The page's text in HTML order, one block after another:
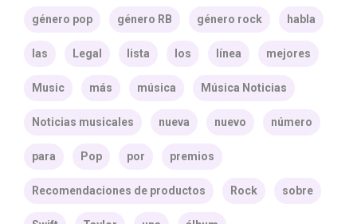
género pop género RB género rock habla
las Legal lista los línea mejores
Music más música Música Noticias
Noticias musicales nueva nuevo número
para Pop por premios
Recomendaciones de productos Rock sobre